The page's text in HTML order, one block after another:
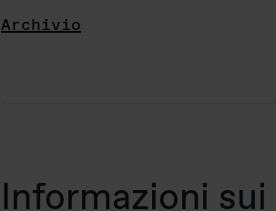
Archivio
Informazioni sui